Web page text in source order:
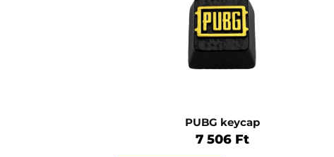
PUBG keycap
7 506 Ft